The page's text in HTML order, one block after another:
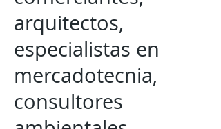
arquitectos,
especialistas en
mercadotecnia,
consultores